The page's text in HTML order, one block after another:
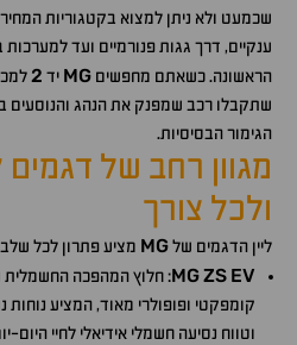
שכמעט ולא ניתן למצוא בקטגוריות
ענקיים, דרך גגות פנורמיים ועד
הראשונה. כשאתם מחפשים MG יד 2
שתקבלו רכב שמפנק את הנהג והנוסעים
הגימור הבסיסיות.
מגוון רחב של
ולכל צורך
ליין הדגמים שלMG מציע פתרון לכל שלב
MGZS EV
: חלוץ המהפכה החשמלית
קומפקטי ופופולרי מאוד, המציע נוחות
וטווח נסיעה חשמלי אידיאלי לחיי היום-